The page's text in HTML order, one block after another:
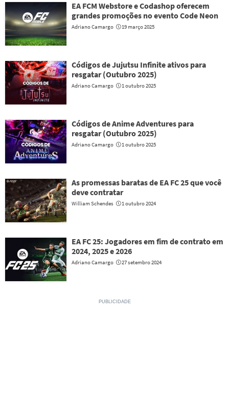
EA FCM Webstore e Codashop oferecem
grandes promoções no evento Code Neon
Adriano Camargo 19 março 2025
Códigos de Jujutsu Infinite ativos para
resgatar (Outubro 2025)
Adriano Camargo 1 outubro 2025
Códigos de Anime Adventures para
resgatar (Outubro 2025)
Adriano Camargo 1 outubro 2025
As promessas baratas de EA FC 25 que você
deve contratar
William Schendes 1 outubro 2024
EA FC 25: Jogadores em fim de contrato em
2024, 2025 e 2026
Adriano Camargo 27 setembro 2024